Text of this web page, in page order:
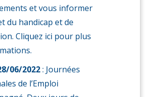
et vous informer
du handicap et de
Cliquez ici pour plus
06/2022: Journées
de l’Emploi